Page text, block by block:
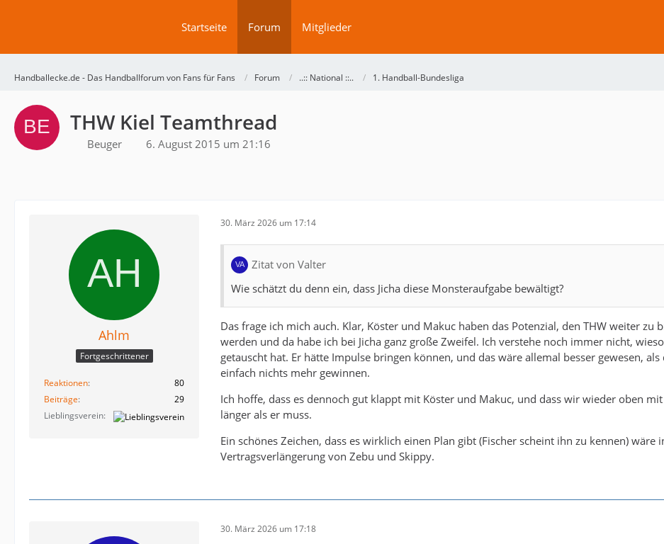
Startseite Forum Mitglieder
Handballecke.de - Das Handballforum von Fans für Fans Forum ..:: National ::.. 1. Handball-Bundesliga
THW Kiel Teamthread
Beuger 6. August 2015 um 21:16
Ahlm
Fortgeschrittener
Reaktionen
80
Beiträge
29
Lieblingsverein
30. März 2026 um 17:14
Zitat von Valter
Wie schätzt du denn ein, dass Jicha diese Monsteraufgabe bewältigt?
Das frage ich mich auch. Klar, Köster und Makuc haben das Potenzial, den THW weiter zu
werden und da habe ich bei Jicha ganz große Zweifel. Ich verstehe noch immer nicht,
getauscht hat. Er hätte Impulse bringen können, und das wäre allemal besser gewesen,
einfach nichts mehr gewinnen.
Ich hoffe, dass es dennoch gut klappt mit Köster und Makuc, und dass wir wieder oben
länger als er muss.
Ein schönes Zeichen, dass es wirklich einen Plan gibt (Fischer scheint ihn zu kennen)
Vertragsverlängerung von Zebu und Skippy.
30. März 2026 um 17:18